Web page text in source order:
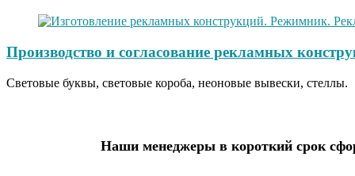
Производство и согласование рекламных
Световые буквы, световые короба, неоновые вывески, стеллы.
Наши менеджеры в короткий срок